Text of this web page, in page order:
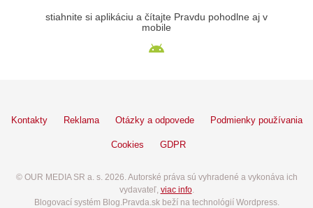
stiahnite si aplikáciu a čítajte Pravdu pohodlne aj v
mobile
Kontakty Reklama Otázky a odpovede Podmienky používania
Cookies GDPR
© OUR MEDIA SR a. s. 2026. Autorské práva sú vyhradené a vykonáva ich
vydavateľ, viac info.
Blogovací systém Blog.Pravda.sk beží na technológií Wordpress.